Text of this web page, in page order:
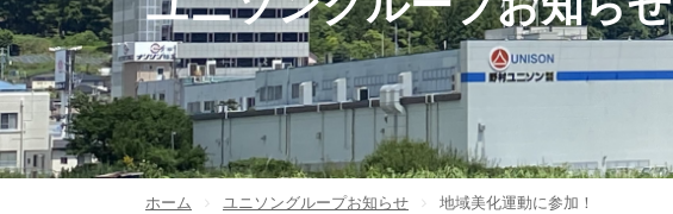
ホーム ユニソングループお知らせ 地域美化運動に参加！